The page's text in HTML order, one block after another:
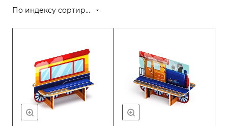
По индексу сортировки (возрастание)